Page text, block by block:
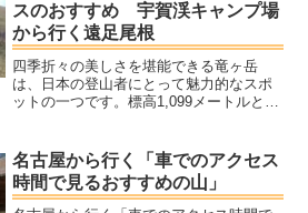
スのおすすめ 宇賀渓キャンプ場
から行く遠足尾根
四季折々の美しさを堪能できる竜ヶ岳
は、日本の登山者にとって魅力的なスポ
ットの一つです。標高1,099メートルとい
ぞれが異なる魅力を持っています。春に
は山肌を彩る新緑、夏...
名古屋から行く「車でのアクセス
時間で見るおすすめの山」